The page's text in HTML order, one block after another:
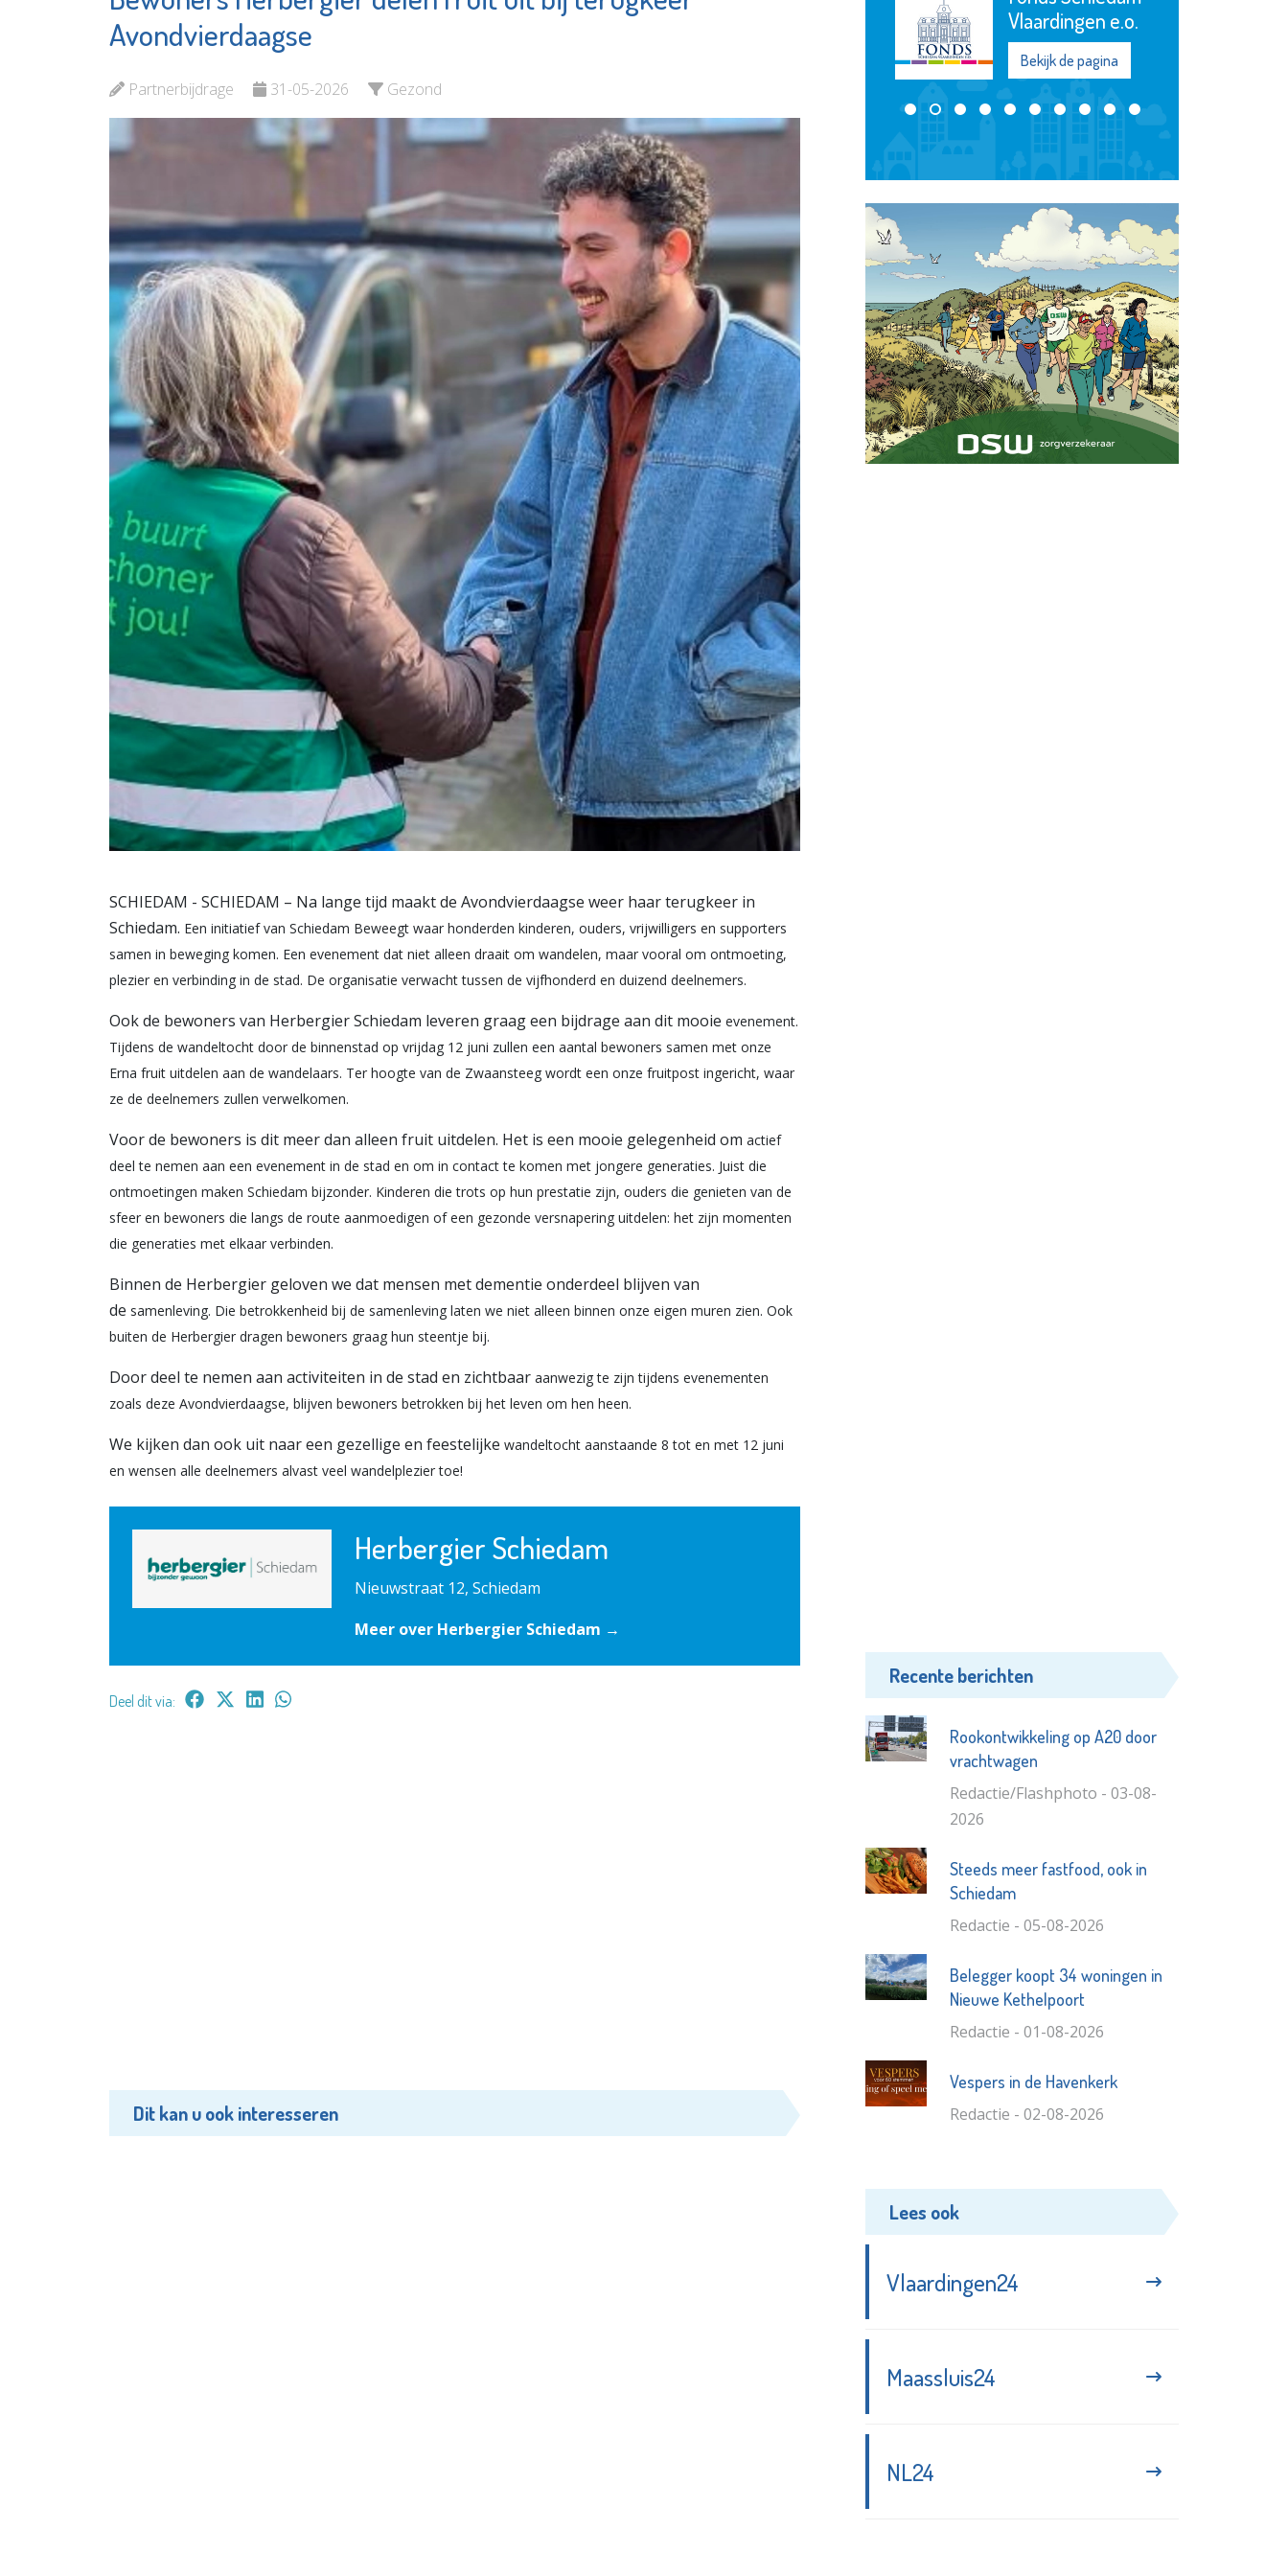
Avondvierdaagse
Partnerbijdrage 31-05-2026 Gezond
SCHIEDAM - SCHIEDAM – Na lange tijd maakt de Avondvierdaagse weer haar terugkeer in
Schiedam. Een initiatief van Schiedam Beweegt waar honderden kinderen, ouders, vrijwilligers en supporters
samen in beweging komen. Een evenement dat niet alleen draait om wandelen, maar vooral om ontmoeting,
plezier en verbinding in de stad. De organisatie verwacht tussen de vijfhonderd en duizend deelnemers.
Ook de bewoners van Herbergier Schiedam leveren graag een bijdrage aan dit mooie evenement.
Tijdens de wandeltocht door de binnenstad op vrijdag 12 juni zullen een aantal bewoners samen met onze
Erna fruit uitdelen aan de wandelaars. Ter hoogte van de Zwaansteeg wordt een onze fruitpost ingericht, waar
ze de deelnemers zullen verwelkomen.
Voor de bewoners is dit meer dan alleen fruit uitdelen. Het is een mooie gelegenheid om actief
deel te nemen aan een evenement in de stad en om in contact te komen met jongere generaties. Juist die
ontmoetingen maken Schiedam bijzonder. Kinderen dietrots op hun prestatie zijn, ouders die genieten van de
sfeer en bewoners die langs de route aanmoedigen of een gezonde versnapering uitdelen: het zijn momenten
die generaties met elkaar verbinden.
Binnen de Herbergier geloven we dat mensen met dementie onderdeel blijven van
de samenleving. Die betrokkenheid bij de samenleving laten we niet alleen binnen onze eigen muren zien. Ook
buiten de Herbergier dragen bewoners graag hun steentje bij.
Door deel te nemen aan activiteiten in de stad en zichtbaar aanwezig te zijn tijdens evenementen
zoals deze Avondvierdaagse, blijven bewoners betrokken bij het leven om hen heen.
We kijken dan ook uit naar een gezellige en feestelijke wandeltocht aanstaande 8 tot en met 12 juni
en wensen alle deelnemers alvast veel wandelplezier toe!
Herbergier Schiedam
Nieuwstraat 12, Schiedam
Meer over Herbergier Schiedam →
Deel dit via:
Dit kan u ook interesseren
OproepCentrale
Uitvaartbegeleiding
Bekijk de pagina
Recente berichten
Rookontwikkeling op A20 door
vrachtwagen
Redactie/Flashphoto - 03-08-
2026
Steeds meer fastfood, ook in
Schiedam
Redactie - 05-08-2026
Belegger koopt 34 woningen in
Nieuwe Kethelpoort
Redactie - 01-08-2026
Vespers in de Havenkerk
Redactie - 02-08-2026
Lees ook
Vlaardingen24
Maassluis24
NL24